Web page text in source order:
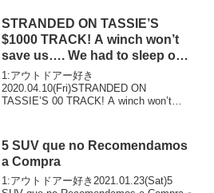
が凄すぎる！『SUNDAY MIDDL...
STRANDED ON TASSIE’S
$1000 TRACK! A winch won’t
save us…. We had to sleep on
the 4WD track!
1:アウトドアー好き
2020.04.10(Fri)STRANDED ON
TASSIE’S 00 TRACK! A winch won’t
5 SUV que no Recomendamos
a Compra
1:アウトドアー好き2021.01.23(Sat)5